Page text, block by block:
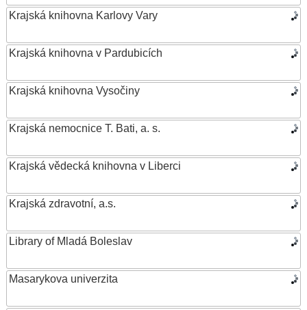
Krajská knihovna Karlovy Vary
Krajská knihovna v Pardubicích
Krajská knihovna Vysočiny
Krajská nemocnice T. Bati, a. s.
Krajská vědecká knihovna v Liberci
Krajská zdravotní, a.s.
Library of Mladá Boleslav
Masarykova univerzita